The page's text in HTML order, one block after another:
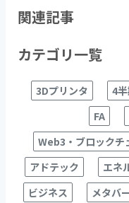
関連記事
カテゴリ一覧
3Dプリンタ 4
FA
Web3・ブロックチ
アドテック
エネ
ビジネス
メタバ